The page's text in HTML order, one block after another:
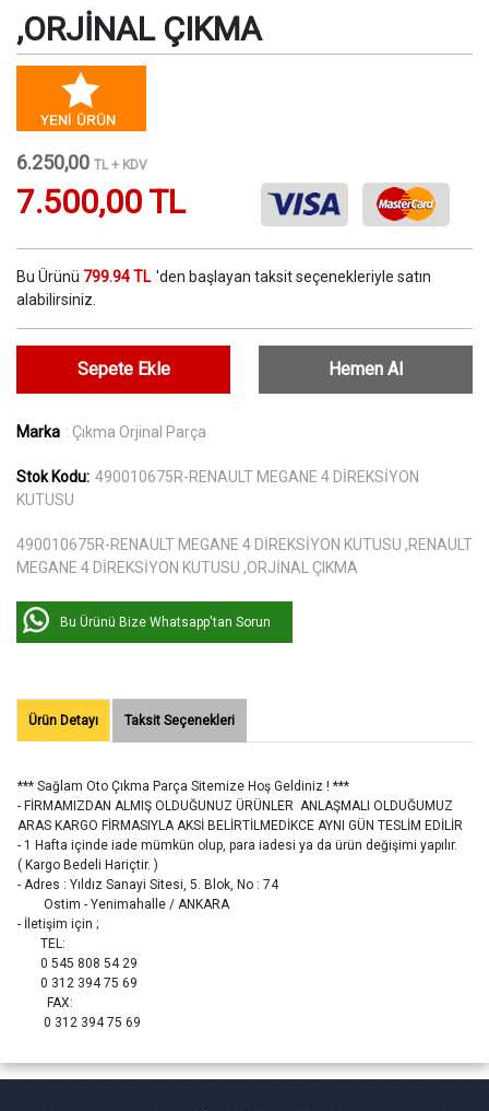
,ORJİNAL ÇIKMA
6.250,00 TL + KDV
7.500,00 TL
Bu Ürünü 799.94 TL 'den başlayan taksit seçenekleriyle satın
alabilirsiniz.
Sepete Ekle Hemen Al
Marka : Çıkma Orjinal Parça
Stok Kodu: 490010675R-RENAULT MEGANE 4 DİREKSİYON
KUTUSU
490010675R-RENAULT MEGANE 4 DİREKSİYON KUTUSU ,RENAULT
MEGANE 4 DİREKSİYON KUTUSU ,ORJİNAL ÇIKMA
Bu Ürünü Bize Whatsapp'tan Sorun
Ürün Detayı Taksit Seçenekleri
*** Sağlam Oto Çıkma Parça Sitemize Hoş Geldiniz ! ***
- FİRMAMIZDAN ALMIŞ OLDUĞUNUZ ÜRÜNLER ANLAŞMALI OLDUĞUMUZ
ARAS KARGO FİRMASIYLA AKSİ BELİRTİLMEDİKCE AYNI GÜN TESLİM EDİLİR
- 1 Hafta içinde iade mümkün olup, para iadesi ya da ürün değişimi yapılır.
( Kargo Bedeli Hariçtir. )
- Adres : Yıldız Sanayi Sitesi, 5. Blok, No : 74
Ostim - Yenimahalle / ANKARA
- İletişim için ;
TEL:
0 545 808 54 29
0 312 394 75 69
FAX:
0 312 394 75 69